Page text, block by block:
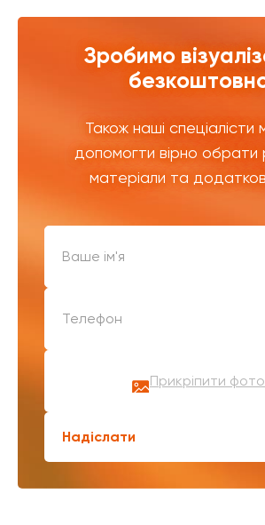
Зробимо
Також наші спеціалісти
допомогти вірно обрати
матеріали та
Прикріпити фото
Надіслати